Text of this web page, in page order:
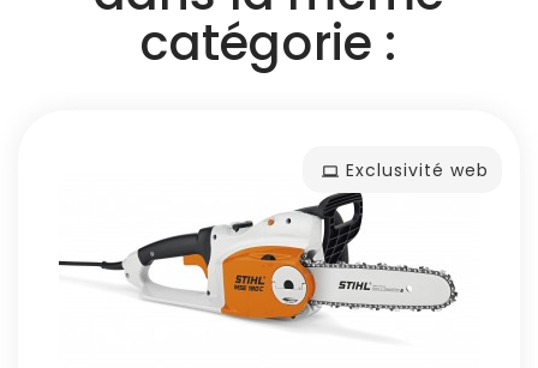
catégorie :
Exclusivité web